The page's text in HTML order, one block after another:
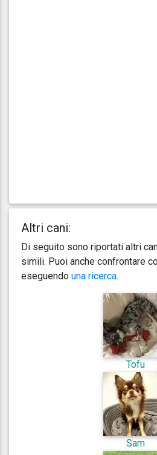
Altri cani:
Di seguito sono riportati altri
simili. Puoi anche confrontare
eseguendo una ricerca.
Tofu
Sam